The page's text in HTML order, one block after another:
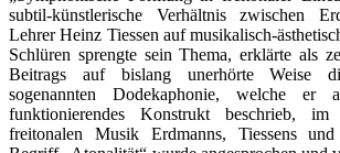
subtil-künstlerische Verhältnis zwischen
Lehrer Heinz Tiessen auf musikalisch-
Schlüren sprengte sein Thema, erklärte als
Beitrags auf bislang unerhörte Weise
sogenannten Dodekaphonie, welche er
funktionierendes Konstrukt beschrieb,
freitonalen Musik Erdmanns, Tiessens